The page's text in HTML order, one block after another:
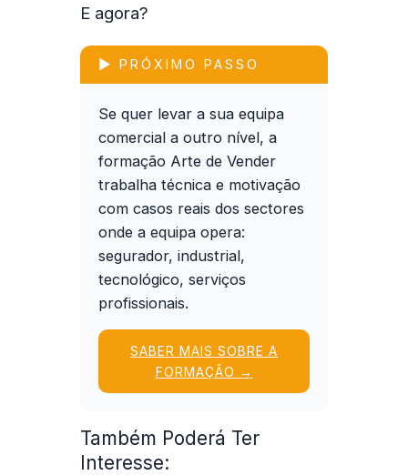
E agora?
▶ PRÓXIMO PASSO
Se quer levar a sua equipa
comercial a outro nível, a
formação Arte de Vender
trabalha técnica e motivação
com casos reais dos sectores
onde a equipa opera:
segurador, industrial,
tecnológico, serviços
profissionais.
SABER MAIS SOBRE A
FORMAÇÃO →
Também Poderá Ter
Interesse: